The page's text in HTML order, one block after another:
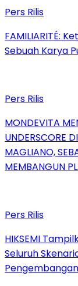
Pers Rilis
FAMILIARITÉ:
Sebuah Karya
Pers Rilis
MONDEVITA
UNDERSCORE
MAGLIANO,
MEMBANGUN
Pers Rilis
HIKSEMI
Seluruh